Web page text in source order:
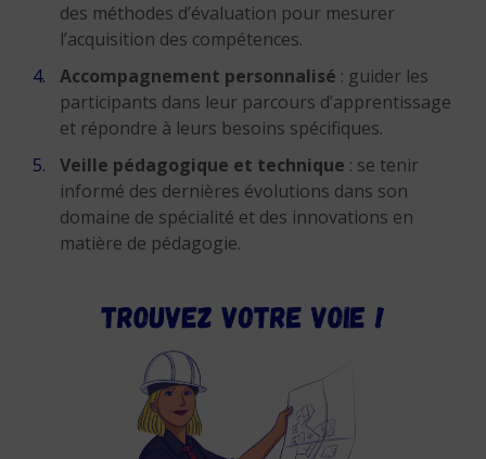
des méthodes d’évaluation pour mesurer
l’acquisition des compétences.
Accompagnement personnalisé : guider les
participants dans leur parcours d’apprentissage
et répondre à leurs besoins spécifiques.
Veille pédagogique et technique : se tenir
informé des dernières évolutions dans son
domaine de spécialité et des innovations en
matière de pédagogie.